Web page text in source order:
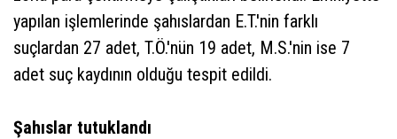
yapılan işlemlerinde şahıslardan E.T.'nin farklı
suçlardan 27 adet, T.Ö.'nün 19 adet, M.S.'nin ise 7
adet suç kaydının olduğu tespit edildi.
Şahıslar tutuklandı